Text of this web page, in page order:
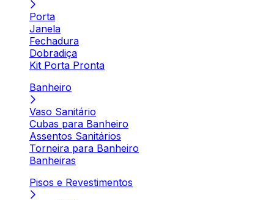
Porta
Janela
Fechadura
Dobradiça
Kit Porta Pronta
Banheiro
Vaso Sanitário
Cubas para Banheiro
Assentos Sanitários
Torneira para Banheiro
Banheiras
Pisos e Revestimentos